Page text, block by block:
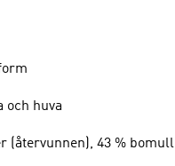
och huva
(återvunnen), 43 % bomull